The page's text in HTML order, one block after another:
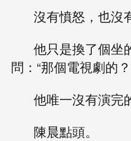
沒有憤怒，也沒
他只是換了個坐
問：“那個電視劇的
他唯一沒有演完
陳晨點頭。